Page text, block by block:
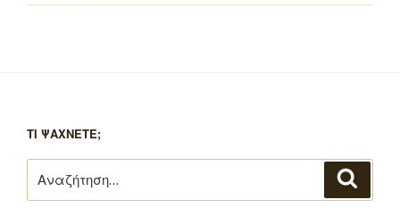
ΤΙ ΨΑΧΝΕΤΕ;
για: